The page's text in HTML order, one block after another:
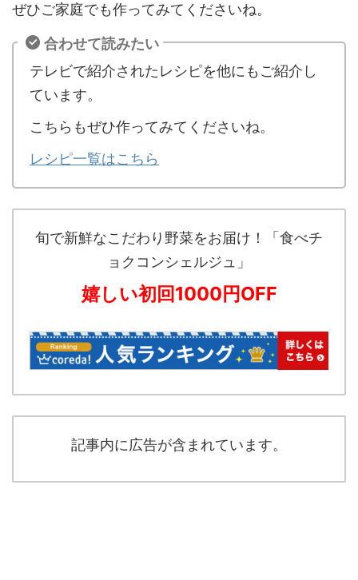
ぜひご家庭でも作ってみてくださいね。
合わせて読みたい
テレビで紹介されたレシピを他にもご紹介し
ています。
こちらもぜひ作ってみてくださいね。
レシピ一覧はこちら
旬で新鮮なこだわり野菜をお届け！「食べチ
ョクコンシェルジュ」
嬉しい初回1000円OFF
記事内に広告が含まれています。